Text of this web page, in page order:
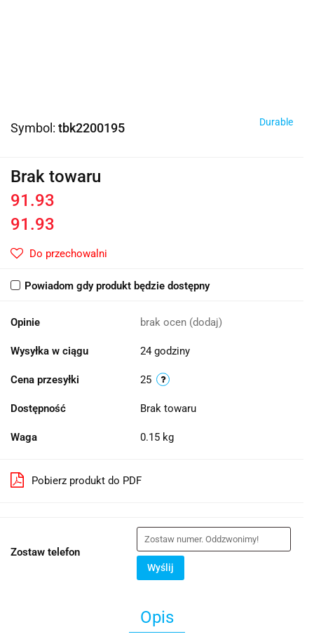
Symbol: tbk2200195 Durable
Brak towaru
91.93
91.93
Do przechowalni
Powiadom gdy produkt będzie dostępny
Opinie brak ocen (dodaj)
Wysyłka w ciągu 24 godziny
Cena przesyłki 25
Dostępność Brak towaru
Waga 0.15 kg
Pobierz produkt do PDF
Zostaw telefon
Wyślij
Opis